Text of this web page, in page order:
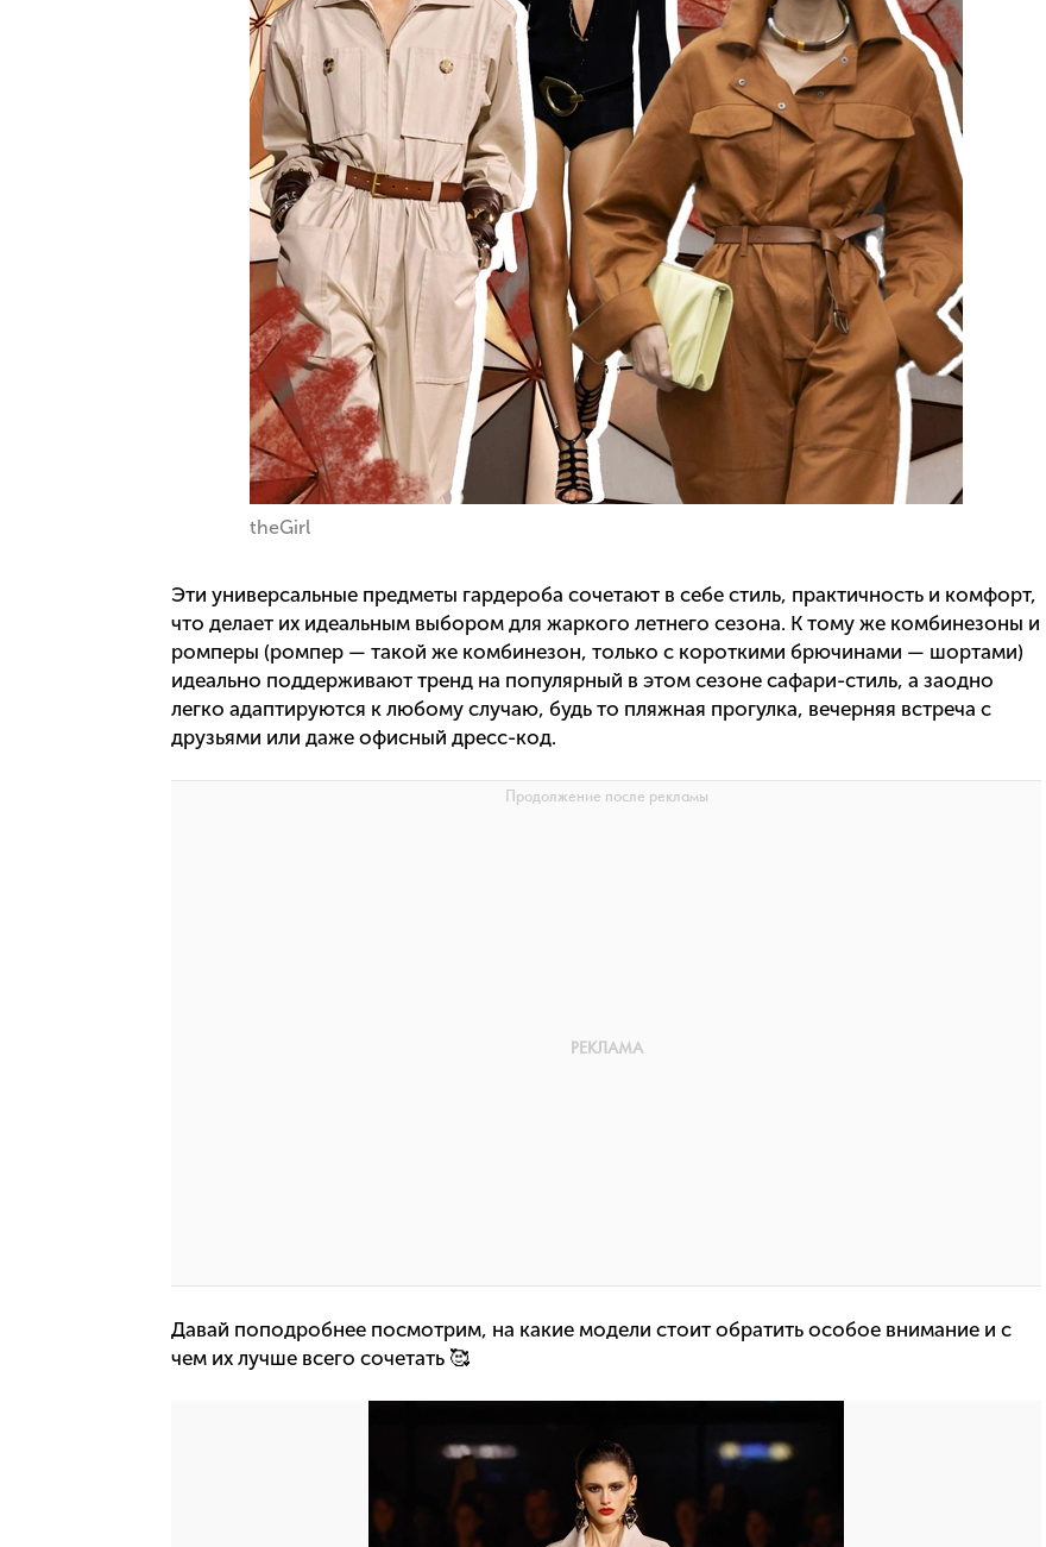
theGirl
Эти универсальные предметы гардероба сочетают в себе стиль, практичность и комфорт,
что делает их идеальным выбором для жаркого летнего сезона. К тому же комбинезоны и
ромперы (ромпер — такой же комбинезон, только с короткими брючинами — шортами)
идеально поддерживают тренд на популярный в этом сезоне сафари-стиль, а заодно
легко адаптируются к любому случаю, будь то пляжная прогулка, вечерняя встреча с
друзьями или даже офисный дресс-код.
Давай поподробнее посмотрим, на какие модели стоит обратить особое внимание и с
чем их лучше всего сочетать 🥰